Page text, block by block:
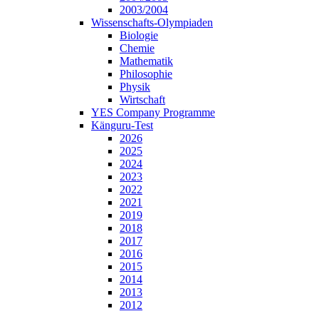
2003/2004
Wissenschafts-Olympiaden
Biologie
Chemie
Mathematik
Philosophie
Physik
Wirtschaft
YES Company Programme
Känguru-Test
2026
2025
2024
2023
2022
2021
2019
2018
2017
2016
2015
2014
2013
2012